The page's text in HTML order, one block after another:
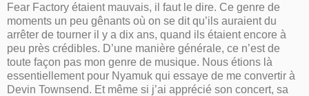
Fear Factory étaient mauvais, il faut le dire. Ce genre de
moments un peu gênants où on se dit qu’ils auraient du
arrêter de tourner il y a dix ans, quand ils étaient encore à
peu près crédibles. D’une manière générale, ce n’est de
toute façon pas mon genre de musique. Nous étions là
essentiellement pour Nyamuk qui essaye de me convertir à
Devin Townsend. Et même si j’ai apprécié son concert, sa